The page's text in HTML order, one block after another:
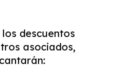
descuentos
asociados,